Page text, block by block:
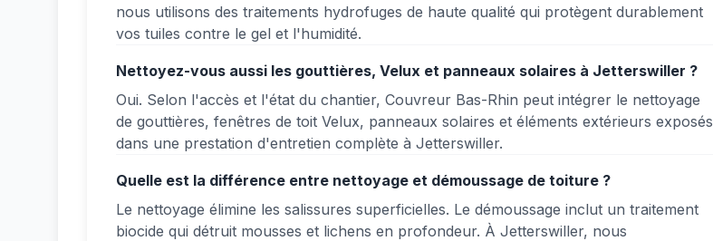
nous utilisons des traitements hydrofuges de haute qualité qui protègent durablement
vos tuiles contre le gel et l'humidité.
Nettoyez-vous aussi les gouttières, Velux et panneaux solaires à Jetterswiller ?
Oui. Selon l'accès et l'état du chantier, Couvreur Bas-Rhin peut intégrer le nettoyage
de gouttières, fenêtres de toit Velux, panneaux solaires et éléments extérieurs exposés
dans une prestation d'entretien complète à Jetterswiller.
Quelle est la différence entre nettoyage et démoussage de toiture ?
Le nettoyage élimine les salissures superficielles. Le démoussage inclut un traitement
biocide qui détruit mousses et lichens en profondeur. À Jetterswiller, nous